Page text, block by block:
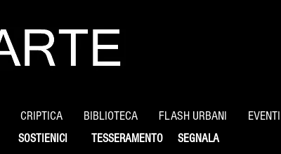
CRIPTICA BIBLIOTECA FLASH URBANI EVENTI
SOSTIENICI SEGNALA
TESSERAMENTO